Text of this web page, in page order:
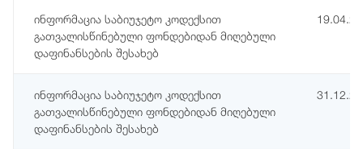
ინფორმაცია საბიუჯეტო კოდექსით
გათვალისწინებული ფონდებიდან მიღებული
დაფინანსების შესახებ
ინფორმაცია საბიუჯეტო კოდექსით
გათვალისწინებული ფონდებიდან მიღებული
დაფინანსების შესახებ